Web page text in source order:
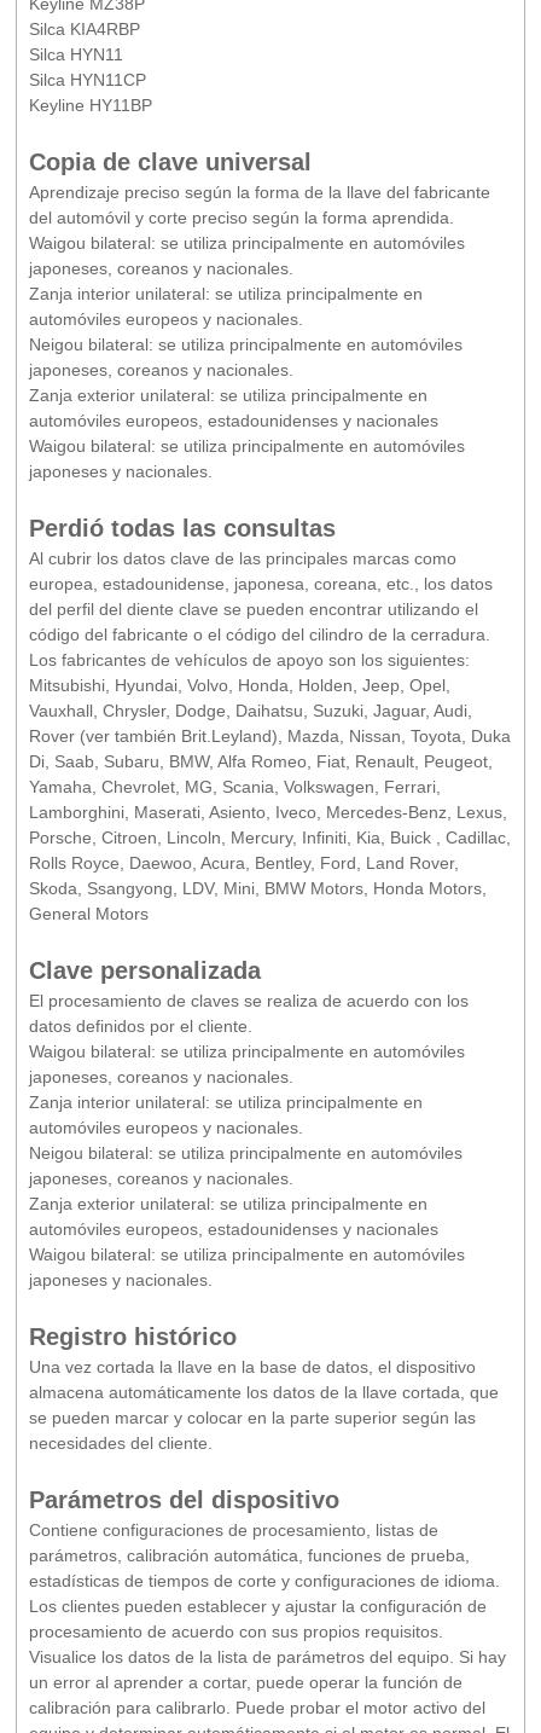
Keyline MZ38P
Silca KIA4RBP
Silca HYN11
Silca HYN11CP
Keyline HY11BP
Copia de clave universal
Aprendizaje preciso según la forma de la llave del fabricante
del automóvil y corte preciso según la forma aprendida.
Waigou bilateral: se utiliza principalmente en automóviles
japoneses, coreanos y nacionales.
Zanja interior unilateral: se utiliza principalmente en
automóviles europeos y nacionales.
Neigou bilateral: se utiliza principalmente en automóviles
japoneses, coreanos y nacionales.
Zanja exterior unilateral: se utiliza principalmente en
automóviles europeos, estadounidenses y nacionales
Waigou bilateral: se utiliza principalmente en automóviles
japoneses y nacionales.
Perdió todas las consultas
Al cubrir los datos clave de las principales marcas como
europea, estadounidense, japonesa, coreana, etc., los datos
del perfil del diente clave se pueden encontrar utilizando el
código del fabricante o el código del cilindro de la cerradura.
Los fabricantes de vehículos de apoyo son los siguientes:
Mitsubishi, Hyundai, Volvo, Honda, Holden, Jeep, Opel,
Vauxhall, Chrysler, Dodge, Daihatsu, Suzuki, Jaguar, Audi,
Rover (ver también Brit.Leyland), Mazda, Nissan, Toyota, Duka
Di, Saab, Subaru, BMW, Alfa Romeo, Fiat, Renault, Peugeot,
Yamaha, Chevrolet, MG, Scania, Volkswagen, Ferrari,
Lamborghini, Maserati, Asiento, Iveco, Mercedes-Benz, Lexus,
Porsche, Citroen, Lincoln, Mercury, Infiniti, Kia, Buick , Cadillac,
Rolls Royce, Daewoo, Acura, Bentley, Ford, Land Rover,
Skoda, Ssangyong, LDV, Mini, BMW Motors, Honda Motors,
General Motors
Clave personalizada
El procesamiento de claves se realiza de acuerdo con los
datos definidos por el cliente.
Waigou bilateral: se utiliza principalmente en automóviles
japoneses, coreanos y nacionales.
Zanja interior unilateral: se utiliza principalmente en
automóviles europeos y nacionales.
Neigou bilateral: se utiliza principalmente en automóviles
japoneses, coreanos y nacionales.
Zanja exterior unilateral: se utiliza principalmente en
automóviles europeos, estadounidenses y nacionales
Waigou bilateral: se utiliza principalmente en automóviles
japoneses y nacionales.
Registro histórico
Una vez cortada la llave en la base de datos, el dispositivo
almacena automáticamente los datos de la llave cortada, que
se pueden marcar y colocar en la parte superior según las
necesidades del cliente.
Parámetros del dispositivo
Contiene configuraciones de procesamiento, listas de
parámetros, calibración automática, funciones de prueba,
estadísticas de tiempos de corte y configuraciones de idioma.
Los clientes pueden establecer y ajustar la configuración de
procesamiento de acuerdo con sus propios requisitos.
Visualice los datos de la lista de parámetros del equipo. Si hay
un error al aprender a cortar, puede operar la función de
calibración para calibrarlo. Puede probar el motor activo del